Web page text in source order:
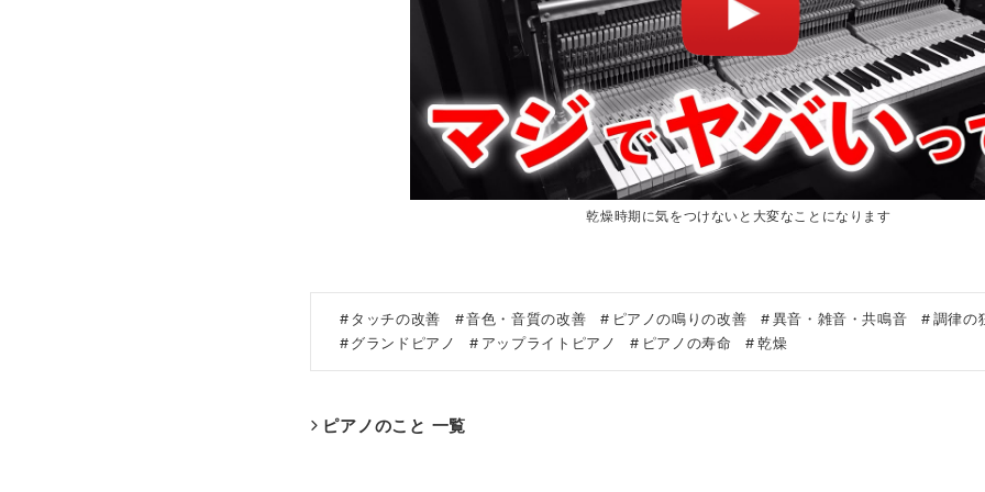
乾燥時期に気をつけないと大変なことになります
タッチの改善 音色・音質の改善 ピアノの鳴りの改善 異音・雑音・共鳴音
調律の
グランドピアノ
アップライトピアノ ピアノの寿命 乾燥
ピアノのこと 一覧